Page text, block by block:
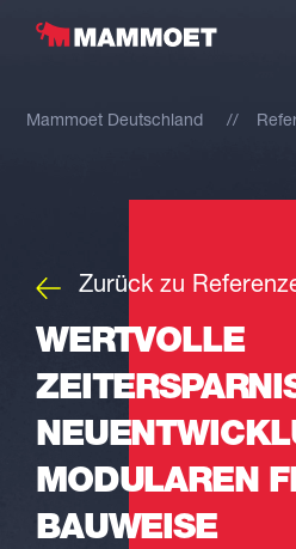
Mammoet Deutschland
Zurück zu
WERTVOLLE
MODULAREN
BAUWEISE